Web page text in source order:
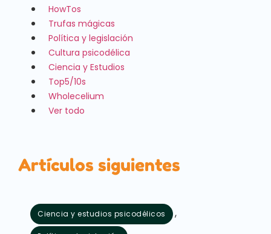
HowTos
Trufas mágicas
Política y legislación
Cultura psicodélica
Ciencia y Estudios
Top5/10s
Wholecelium
Ver todo
Artículos siguientes
Ciencia y estudios psicodélicos ,